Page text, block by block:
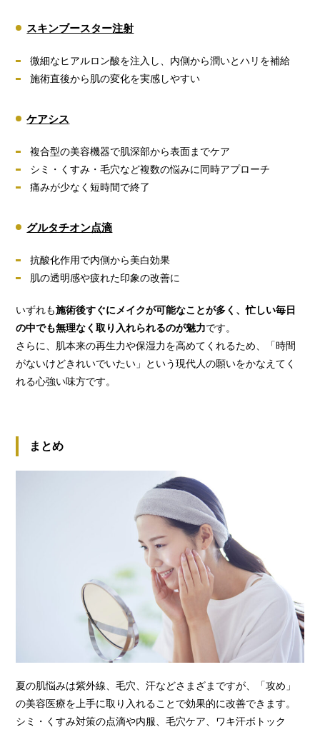
スキンブースター注射
微細なヒアルロン酸を注入し、内側から潤いとハリを補給
施術直後から肌の変化を実感しやすい
ケアシス
複合型の美容機器で肌深部から表面までケア
シミ・くすみ・毛穴など複数の悩みに同時アプローチ
痛みが少なく短時間で終了
グルタチオン点滴
抗酸化作用で内側から美白効果
肌の透明感や疲れた印象の改善に
いずれも施術後すぐにメイクが可能なことが多く、忙しい毎日
の中でも無理なく取り入れられるのが魅力です。
さらに、肌本来の再生力や保湿力を高めてくれるため、「時間
がないけどきれいでいたい」という現代人の願いをかなえてく
れる心強い味方です。
まとめ
夏の肌悩みは紫外線、毛穴、汗などさまざまですが、「攻め」
の美容医療を上手に取り入れることで効果的に改善できます。
シミ・くすみ対策の点滴や内服、毛穴ケア、ワキ汗ボトック